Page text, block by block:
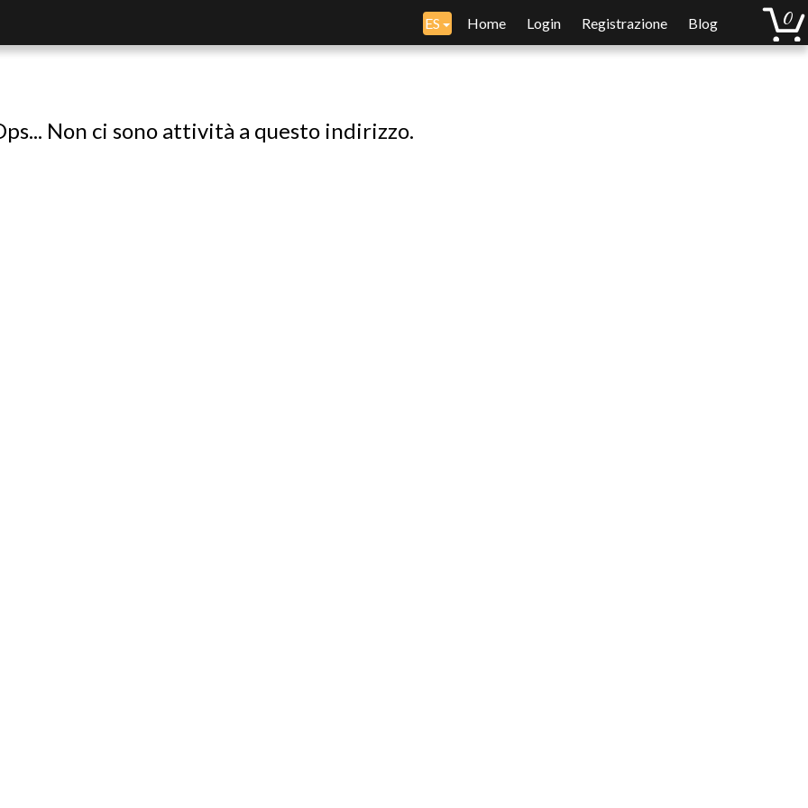
ES Home Login Registrazione Blog
Non ci sono attività a questo indirizzo.